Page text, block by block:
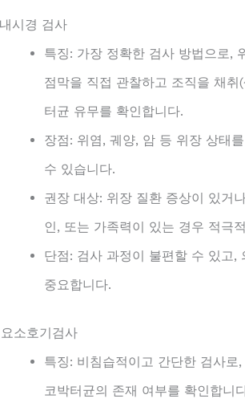
시경 검사
특징: 가장 정확한 검사 방법으로,
점막을 직접 관찰하고 조직을 채취
터균 유무를 확인합니다.
장점: 위염, 궤양, 암 등 위장 상태
수 있습니다.
권장 대상: 위장 질환 증상이 있거
인, 또는 가족력이 있는 경우 적극
단점: 검사 과정이 불편할 수 있고,
중요합니다.
소호기검사
특징: 비침습적이고 간단한 검사로
코박터균의 존재 여부를 확인합니